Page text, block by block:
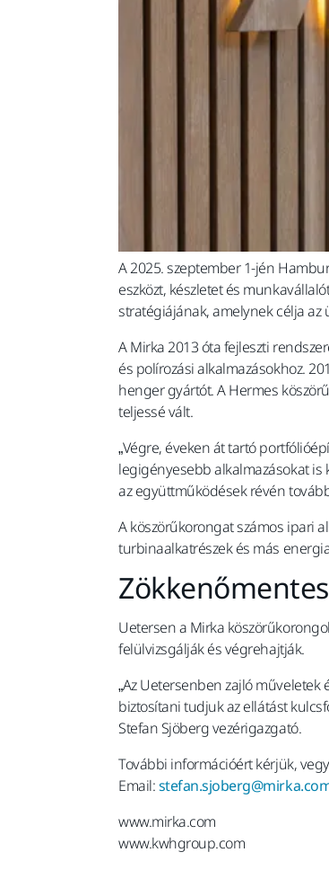
A 2025. szeptember 1-jén
eszközt, készletet és
stratégiájának, amelynek célja az
A Mirka 2013 óta fejleszti
és polírozási alkalmazásokhoz.
henger gyártót. A Hermes
teljessé vált.
„Végre, éveken át tartó
legigényesebb alkalmazásokat is
az együttműködések révén
A köszörűkorongat számos ipari
turbinaalkatrészek és más
Uetersen a Mirka
felülvizsgálják és végrehajtják.
„Az Uetersenben zajló
biztosítani tudjuk az ellátást
Stefan Sjöberg vezérigazgató.
További információért kérjük,
Email:
www.mirka.com
www.kwhgroup.com